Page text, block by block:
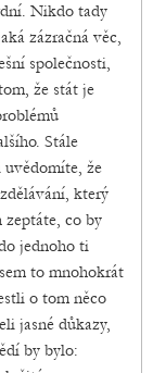
Nikdo tady
zázračná věc,
společnosti,
že stát je
Stále
že
který
zeptáte, co by
jednoho ti
to mnohokrát
o tom něco
jasné důkazy,
by bylo: